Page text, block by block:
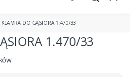
KLAMRA DO GĄSIORA 1.470/33
1.470/33